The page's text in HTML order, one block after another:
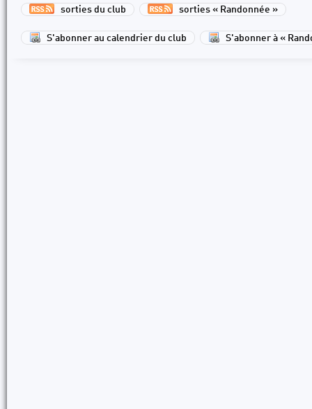
sorties du club sorties « Randonnée »
S'abonner au calendrier du club S'abonner à «